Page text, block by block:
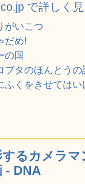
で詳しく
がいこつ
だめ!
の国
ブタのほんとう
ふくをきせては
るカメラ
- DNA